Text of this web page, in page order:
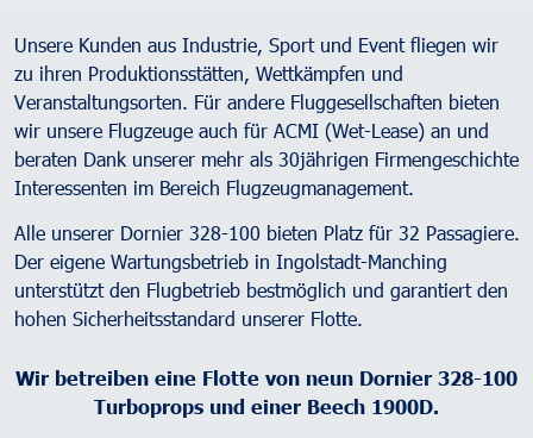
Unsere Kunden aus Industrie, Sport und Event fliegen wir
zu ihren Produktionsstätten, Wettkämpfen und
Veranstaltungsorten. Für andere Fluggesellschaften bieten
wir unsere Flugzeuge auch für ACMI (Wet-Lease) an und
beraten Dank unserer mehr als 30jährigen Firmengeschichte
Interessenten im Bereich Flugzeugmanagement.
Alle unserer Dornier 328-100 bieten Platz für 32 Passagiere.
Der eigene Wartungsbetrieb in Ingolstadt-Manching
unterstützt den Flugbetrieb bestmöglich und garantiert den
hohen Sicherheitsstandard unserer Flotte.
Wir betreiben eine Flotte von neun Dornier 328-100
Turboprops und einer Beech 1900D.